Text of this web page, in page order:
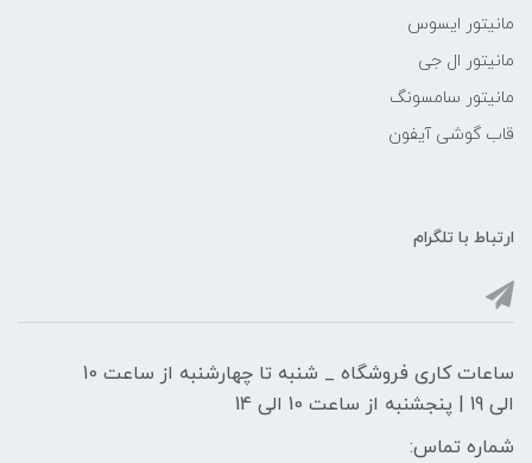
مانیتور ایسوس
مانیتور ال جی
مانیتور سامسونگ
قاب گوشی آیفون
ارتباط با تلگرام
ساعات کاری فروشگاه _ شنبه تا چهارشنبه از ساعت 10
الی 19 | پنجشنبه از ساعت 10 الی 14
شماره تماس: